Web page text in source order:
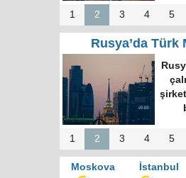
1 2 3 4 5
Rusya’da Türk
Moskova’nın en
büyük kültür
merkezinde “Türk
Kahvesi Gecesi”
düzenlendi
1 2 3 4 5
Moskova İstanbul